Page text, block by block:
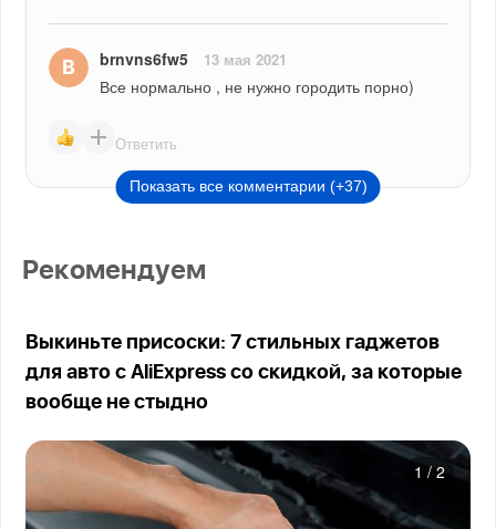
brnvns6fw5 13 мая 2021
Все нормально , не нужно городить порно)
Ответить
Показать все комментарии (+37)
Рекомендуем
Выкиньте присоски: 7 стильных гаджетов
для авто с AliExpress со скидкой, за которые
вообще не стыдно
1 / 2